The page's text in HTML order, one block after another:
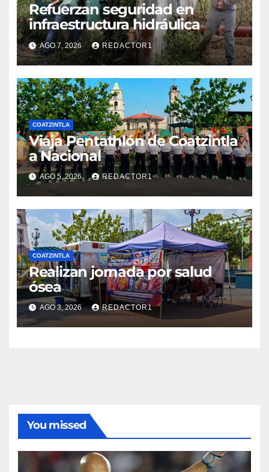
Refuerzan seguridad en
infraestructura hidráulica
AGO 7, 2026 REDACTOR1
COATZINTLA
Viaja Pentathlón de Coatzintla
a Nacional
AGO 5, 2026 REDACTOR1
COATZINTLA
Realizan jornada por salud
ósea
AGO 3, 2026 REDACTOR1
You missed